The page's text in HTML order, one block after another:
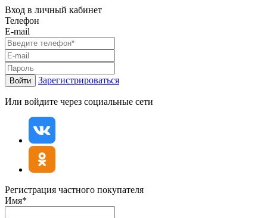
Вход в личный кабинет
Телефон
E-mail
Войти Зарегистрироваться
Или войдите через социальные сети
Регистрация частного покупателя
Имя*